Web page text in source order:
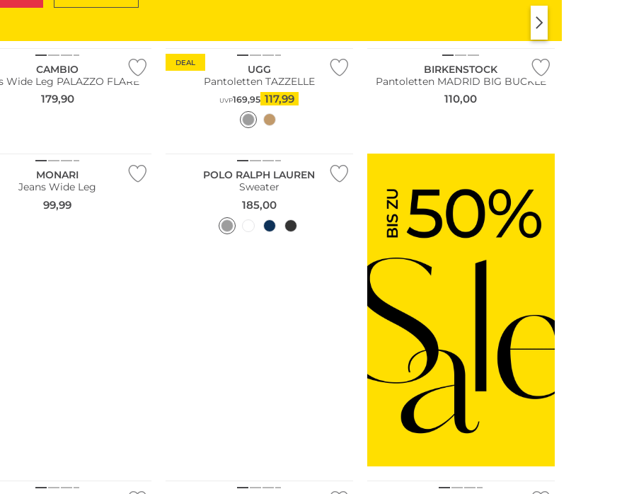
CAMBIO
Wide Leg PALAZZO FLARE
179,90
DEAL
UGG
Pantoletten TAZZELLE
UVP169,95 117,99
BIRKENSTOCK
Pantoletten MADRID BIG BUCKLE
110,00
MONARI
Jeans Wide Leg
99,99
POLO RALPH LAUREN
Sweater
185,00
Große Größen